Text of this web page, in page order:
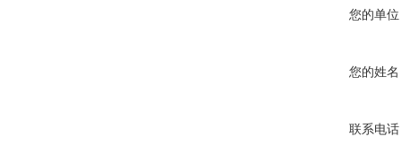
您的单位
您的姓名
联系电话